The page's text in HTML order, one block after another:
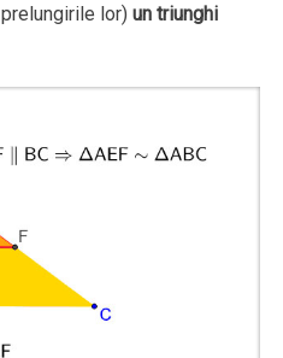
lor)un triunghi